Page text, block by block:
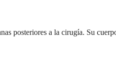
posteriores a la cirugía. Su